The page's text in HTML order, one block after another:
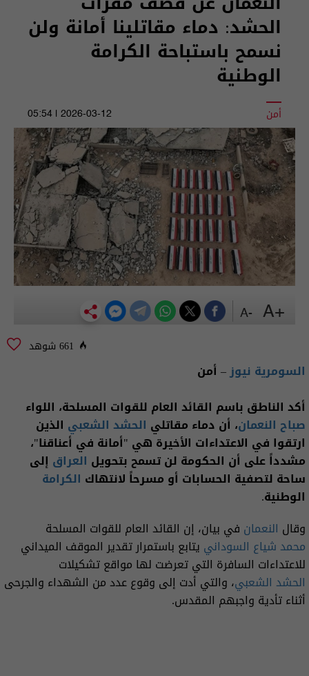
الحشد: دماء مقاتلينا أمانة ولن
نسمح باستباحة الكرامة
الوطنية
أمن 2026-03-12 | 05:54
661 شوهد
السومرية نيوز– أمن
أكد الناطق باسم القائد العام للقوات المسلحة، اللواء
صباح النعمان، أن دماء مقاتلي الحشد الشعبي الذين
ارتقوا في الاعتداءات الأخيرة هي "أمانة في أعناقنا"،
مشدداً على أن الحكومة لن تسمح بتحويل العراق إلى
ساحة لتصفية الحسابات أو مسرحاً لانتهاك الكرامة
الوطنية.
وقال النعمان في بيان، إن القائد العام للقوات المسلحة
محمد شياع السوداني يتابع باستمرار تقدير الموقف الميداني
للاعتداءات السافرة التي تعرضت لها مواقع تشكيلات
الحشد الشعبي، والتي أدت إلى وقوع عدد من الشهداء والجرحى
أثناء تأدية واجبهم المقدس.
+A
-A